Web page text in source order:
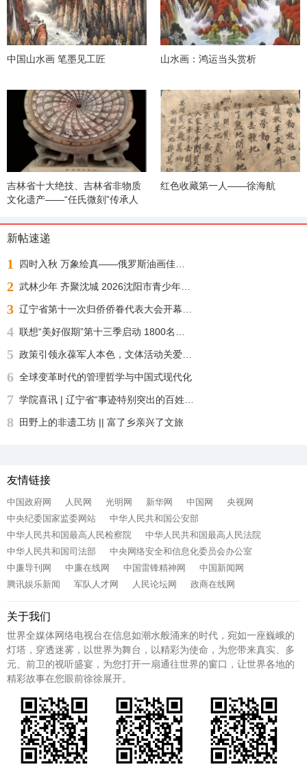
中国山水画 笔墨见工匠 山水画：鸿运当头赏析
吉林省十大绝技、吉林省非物质
文化遗产——“任氏微刻”传承人
红色收藏第一人——徐海航
新帖速递
1
2
3
4
5
6 全球变革时代的管理哲学与中国式现代化
7
8 田野上的非遗工坊 || 富了乡亲兴了文旅
友情链接
中国政府网 人民网 光明网 新华网 中国网
央视网
中央纪委国家监委网站
中华人民共和国公安部
中华人民共和国最高人民检察院
中华人民共和国最高人民法院
中华人民共和国司法部
中央网络安全和信息化委员会办公室
中廉导刊网
中廉在线网 中国雷锋精神网
中国新闻网
腾讯娱乐新闻
军队人才网 人民论坛网 政商在线网
关于我们
世界全媒体网络电视台在信息如潮水般涌来的时代，宛如一座巍峨的
灯塔，穿透迷雾，以世界为舞台，以精彩为使命，为您带来真实、多
元、前卫的视听盛宴，为您打开一扇通往世界的窗口，让世界各地的
精彩故事在您眼前徐徐展开。